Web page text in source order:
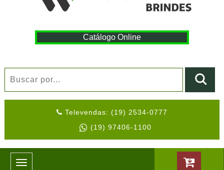
Catálogo Online
Televendas: (19) 2534-0777
(19) 97406-1100
Toggle